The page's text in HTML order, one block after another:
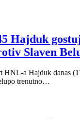
Hajduk
Slaven
HNL-a Hajduk danas
trenutno…